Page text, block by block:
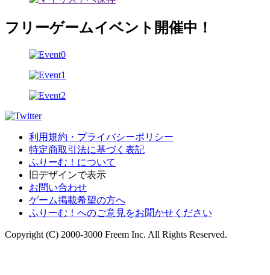
フリーゲームイベント開催中！
利用規約・プライバシーポリシー
特定商取引法に基づく表記
ふりーむ！について
旧デザインで表示
お問い合わせ
ゲーム掲載希望の方へ
ふりーむ！へのご意見をお聞かせください
Copyright (C) 2000-3000 Freem Inc. All Rights Reserved.